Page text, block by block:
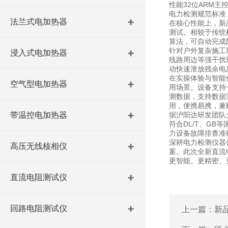
法兰式电加热器
浸入式电加热器
空气型电加热器
带温控电加热器
高压无线核相仪
直流电阻测试仪
回路电阻测试仪
性能32位ARM主
电力检测规范标
在核心性能上，
测试。相较于传
算法，可自动完
针对户外复杂施
线路周边等强干
动快速泄放残余
在实操体验与智
用场景。设备支
测数据，支持数
用，便携易携，
据沪阳达研发团
符合DL/T、GB等
力设备故障排查
深耕电力检测仪
案。此次全新直
更智能、更精密
上一篇： 新